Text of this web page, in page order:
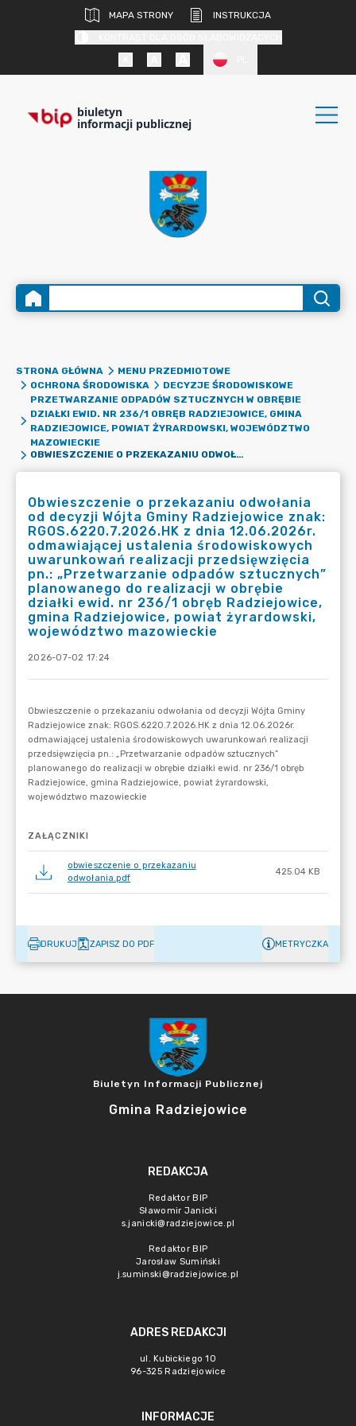
MAPA STRONY
INSTRUKCJA
biuletyn
informacji publicznej
STRONA GŁÓWNA
MENU PRZEDMIOTOWE
OCHRONA ŚRODOWISKA
DECYZJE ŚRODOWISKOWE
PRZETWARZANIE ODPADÓW SZTUCZNYCH W OBRĘBIE
DZIAŁKI EWID. NR 236/1 OBRĘB RADZIEJOWICE, GMINA
RADZIEJOWICE, POWIAT ŻYRARDOWSKI, WOJEWÓDZTWO
MAZOWIECKIE
OBWIESZCZENIE O PRZEKAZANIU ODWOŁANIA OD DECYZJI WÓJTA GMINY RADZIEJOWICE ZNAK: RGOS.6220.7.2026.HK Z DNIA 12.06.2026R. ODMAWIAJĄCEJ USTALENIA ŚRODOWISKOWYCH UWARUNKOWAŃ REALIZACJI PRZEDSIĘWZIĘCIA PN.: „PRZETWARZANIE ODPADÓW SZTUCZNYCH” PLANOWANEGO DO REALIZACJI W OBRĘBIE DZIAŁKI EWID. NR 236/1 OBRĘB RADZIEJOWICE, GMINA RADZIEJOWICE, POWIAT ŻYRARDOWSKI, WOJEWÓDZTWO MAZOWIECKIE
Obwieszczenie o przekazaniu odwołania
od decyzji Wójta Gminy Radziejowice znak:
RGOS.6220.7.2026.HK z dnia 12.06.2026r.
odmawiającej ustalenia środowiskowych
uwarunkowań realizacji przedsięwzięcia
pn.: „Przetwarzanie odpadów sztucznych”
planowanego do realizacji w obrębie
działki ewid. nr 236/1 obręb Radziejowice,
gmina Radziejowice, powiat żyrardowski,
województwo mazowieckie
2026-07-02 17:24
ZAŁĄCZNIKI
obwieszczenie o przekazaniu
odwołania.pdf
425.04 KB
DRUKUJ ZAPISZ DO PDF METRYCZKA
Biuletyn Informacji Publicznej
Gmina Radziejowice
REDAKCJA
Redaktor BIP
Sławomir Janicki
s.janicki@radziejowice.pl
Redaktor BIP
Jarosław Sumiński
j.suminski@radziejowice.pl
ADRES REDAKCJI
ul. Kubickiego 10
96-325 Radziejowice
INFORMACJE